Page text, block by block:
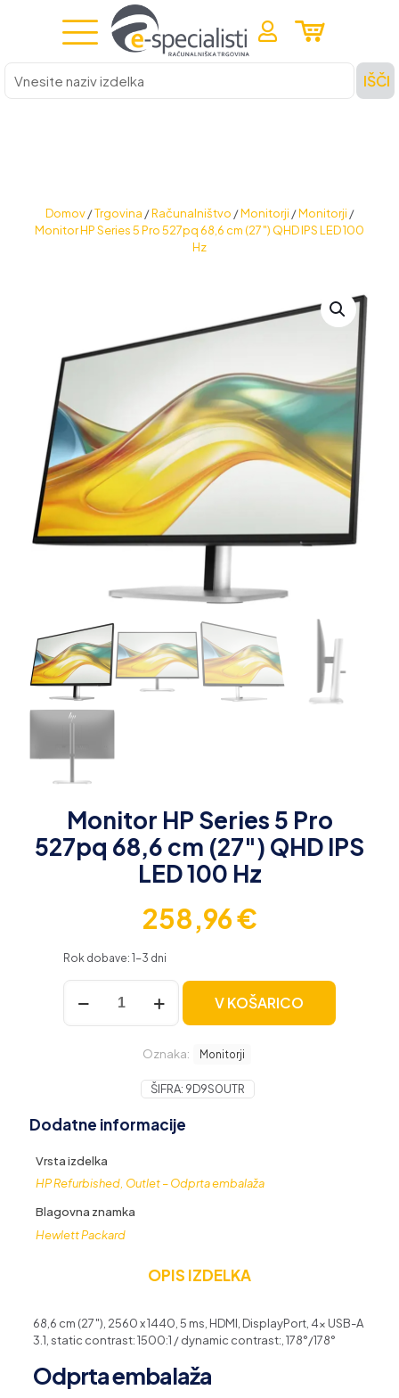
Vnesite
naziv
izdelka
IŠČI
Domov /Trgovina /Računalništvo /Monitorji /Monitorji /
Monitor HP Series 5 Pro 527pq 68,6 cm (27″) QHD IPS LED 100
Hz
Monitor HP Series 5 Pro
527pq 68,6 cm (27″) QHD IPS
LED 100 Hz
258,96€
Rok dobave: 1-3 dni
Monitor
Series
(27″)
IPS
100
Hz
V KOŠARICO
Oznaka: Monitorji
ŠIFRA: 9D9S0UTR
Dodatne informacije
Vrsta izdelka
HP Refurbished, Outlet – Odprta embalaža
Blagovna znamka
Hewlett Packard
OPIS IZDELKA
68,6 cm (27″), 2560 x 1440, 5 ms, HDMI, DisplayPort, 4x USB-A
3.1, static contrast: 1500:1 / dynamic contrast:, 178°/178°
Odprta embalaža